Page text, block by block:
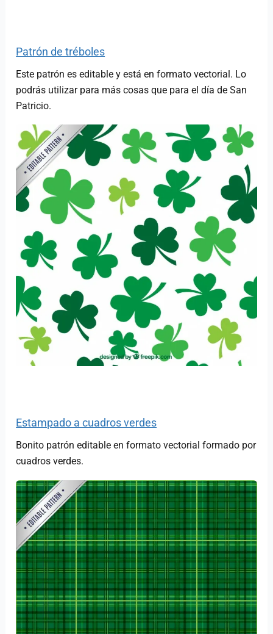
Patrón de tréboles
Este patrón es editable y está en formato vectorial. Lo
podrás utilizar para más cosas que para el día de San
Patricio.
Estampado a cuadros verdes
Bonito patrón editable en formato vectorial formado por
cuadros verdes.